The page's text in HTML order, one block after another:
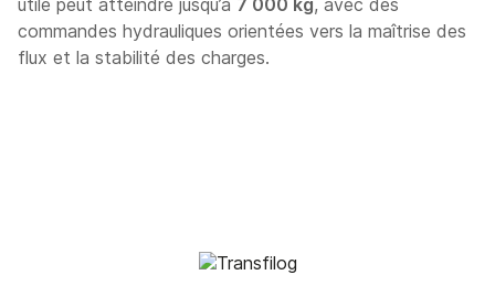
commandes hydrauliques orientées vers la maîtrise des
flux et la stabilité des charges.